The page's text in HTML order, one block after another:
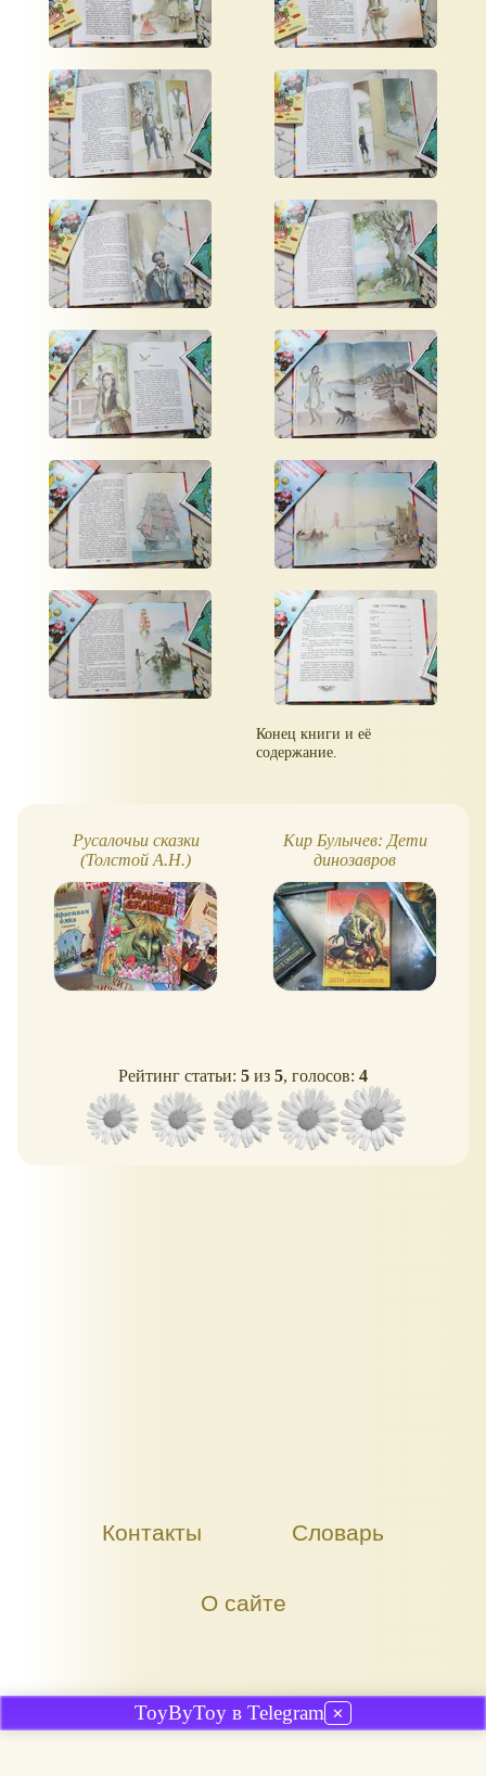
Конец книги и её
содержание.
Русалочьи сказки
(Толстой А.Н.)
Кир Булычев: Дети
динозавров
Рейтинг статьи: 5 из 5, голосов: 4
Контакты Словарь
О сайте
ToyByToy в Telegram ✕